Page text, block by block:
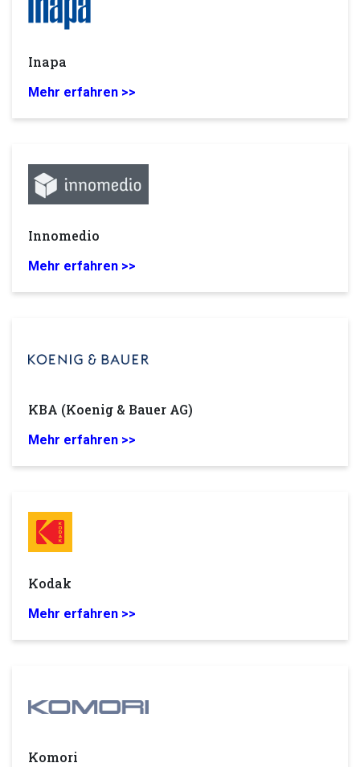
Inapa
Mehr erfahren >>
Innomedio
Mehr erfahren >>
KBA (Koenig & Bauer AG)
Mehr erfahren >>
Kodak
Mehr erfahren >>
Komori